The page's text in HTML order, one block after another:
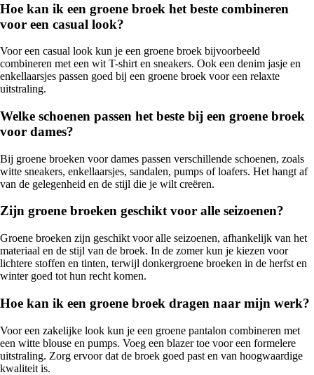
Hoe kan ik een groene broek het beste combineren
voor een casual look?
Voor een casual look kun je een groene broek bijvoorbeeld
combineren met een wit T-shirt en sneakers. Ook een denim jasje en
enkellaarsjes passen goed bij een groene broek voor een relaxte
uitstraling.
Welke schoenen passen het beste bij een groene broek
voor dames?
Bij groene broeken voor dames passen verschillende schoenen, zoals
witte sneakers, enkellaarsjes, sandalen, pumps of loafers. Het hangt af
van de gelegenheid en de stijl die je wilt creëren.
Zijn groene broeken geschikt voor alle seizoenen?
Groene broeken zijn geschikt voor alle seizoenen, afhankelijk van het
materiaal en de stijl van de broek. In de zomer kun je kiezen voor
lichtere stoffen en tinten, terwijl donkergroene broeken in de herfst en
winter goed tot hun recht komen.
Hoe kan ik een groene broek dragen naar mijn werk?
Voor een zakelijke look kun je een groene pantalon combineren met
een witte blouse en pumps. Voeg een blazer toe voor een formelere
uitstraling. Zorg ervoor dat de broek goed past en van hoogwaardige
kwaliteit is.